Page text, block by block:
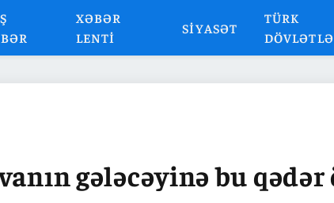
XƏBƏR
LENTI
SIYASƏT
TÜRK
gələcəyinə bu qədər